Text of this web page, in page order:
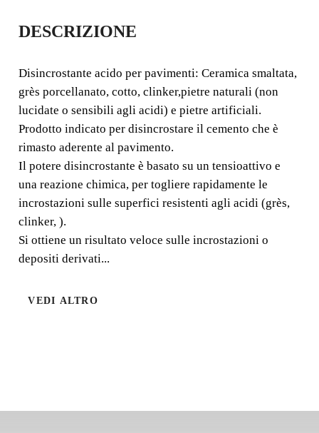
SMACCHIATORE
PER
MARMO,GRANITO E
TERRAZZO
Disincrostante acido per pavimenti: Ceramica smaltata,
grès porcellanato, cotto, clinker,pietre naturali (non
lucidate o sensibili agli acidi) e pietre artificiali.
DESCRIZIONE
Disincrostante acido per pavimenti: Ceramica smaltata,
grès porcellanato, cotto, clinker,pietre naturali (non
lucidate o sensibili agli acidi) e pietre artificiali.
Prodotto indicato per disincrostare il cemento che è
rimasto aderente al pavimento.
Il potere disincrostante è basato su un tensioattivo e
una reazione chimica, per togliere rapidamente le
incrostazioni sulle superfici resistenti agli acidi (grès,
clinker, ).
Si ottiene un risultato veloce sulle incrostazioni o
depositi derivati...
VEDI ALTRO